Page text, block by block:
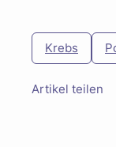
Krebs